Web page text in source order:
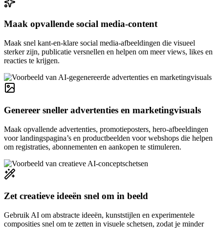
Maak opvallende social media-content
Maak snel kant-en-klare social media-afbeeldingen die visueel
sterker zijn, publicatie versnellen en helpen om meer views, likes en
reacties te krijgen.
Genereer sneller advertenties en marketingvisuals
Maak opvallende advertenties, promotieposters, hero-afbeeldingen
voor landingspagina’s en productbeelden voor webshops die helpen
om registraties, abonnementen en aankopen te stimuleren.
Zet creatieve ideeën snel om in beeld
Gebruik AI om abstracte ideeën, kunststijlen en experimentele
composities snel om te zetten in visuele schetsen, zodat je minder